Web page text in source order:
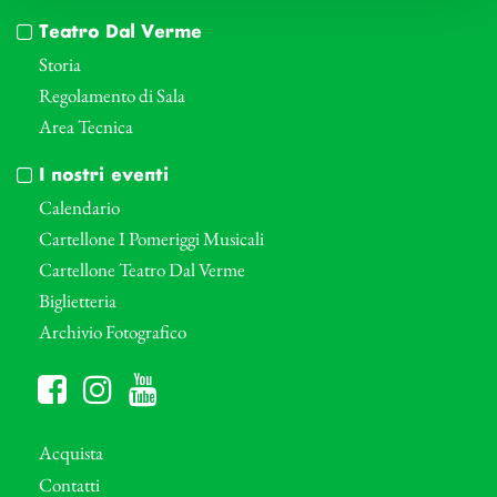
Teatro Dal Verme
Storia
Regolamento di Sala
Area Tecnica
I nostri eventi
Calendario
Cartellone I Pomeriggi Musicali
Cartellone Teatro Dal Verme
Biglietteria
Archivio Fotografico
Acquista
Contatti